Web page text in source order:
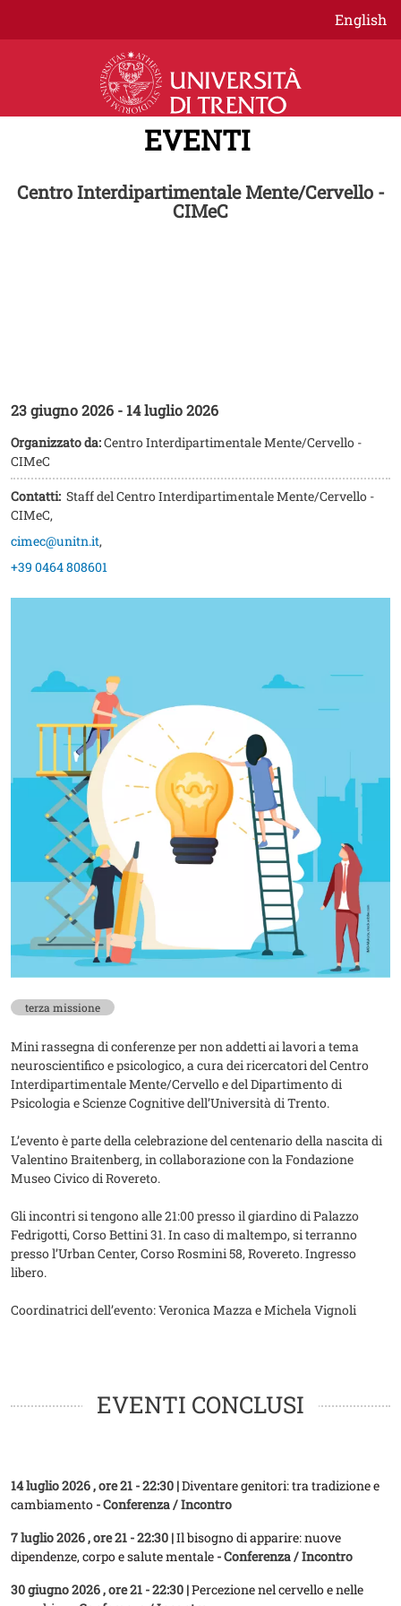
Salta al contenuto principale
English
EVENTI
Centro Interdipartimentale Mente/Cervello -
CIMeC
23 giugno 2026 - 14 luglio 2026
Organizzato da:Centro Interdipartimentale Mente/Cervello -
CIMeC
Contatti: Staff del Centro Interdipartimentale Mente/Cervello -
CIMeC,
cimec@unitn.it,
+39 0464 808601
terza missione
Mini rassegna di conferenze per non addetti ai lavori a tema
neuroscientifico e psicologico, a cura dei ricercatori del Centro
Interdipartimentale Mente/Cervello e del Dipartimento di
Psicologia e Scienze Cognitive dell’Università di Trento.
L’evento è parte della celebrazione del centenario della nascita di
Valentino Braitenberg, in collaborazione con la Fondazione
Museo Civico di Rovereto.
Gli incontri si tengono alle 21:00 presso il giardino di Palazzo
Fedrigotti, Corso Bettini 31. In caso di maltempo, si terranno
presso l’Urban Center, Corso Rosmini 58, Rovereto. Ingresso
libero.
Coordinatrici dell’evento: Veronica Mazza e Michela Vignoli
EVENTI CONCLUSI
14 luglio 2026, ore 21 - 22:30 |Diventare genitori: tra tradizione e
cambiamento - Conferenza / Incontro
7 luglio 2026, ore 21 - 22:30 |Il bisogno di apparire: nuove
dipendenze, corpo e salute mentale - Conferenza / Incontro
30 giugno 2026, ore 21 - 22:30 |Percezione nel cervello e nelle